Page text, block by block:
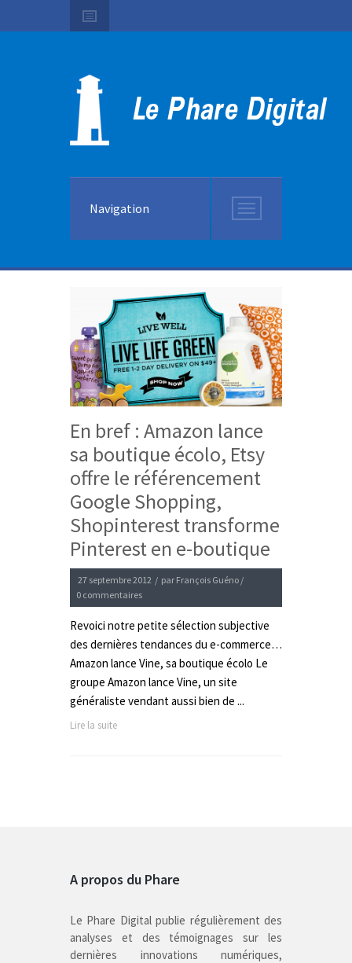
Navigation
En bref : Amazon lance
sa boutique écolo, Etsy
offre le référencement
Google Shopping,
Shopinterest transforme
Pinterest en e-boutique
27 septembre 2012 / par François Guéno /
0 commentaires
Revoici notre petite sélection subjective
des dernières tendances du e-commerce…
Amazon lance Vine, sa boutique écolo Le
groupe Amazon lance Vine, un site
généraliste vendant aussi bien de ...
Lire la suite
A propos du Phare
Le Phare Digital publie régulièrement des
analyses et des témoignages sur les
dernières innovations numériques,